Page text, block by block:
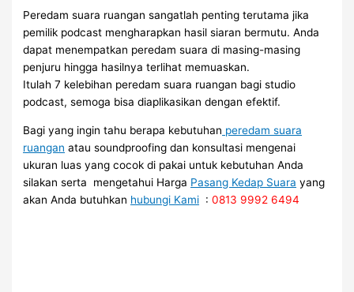
Peredam suara ruangan sangatlah penting terutama jika
pemilik podcast mengharapkan hasil siaran bermutu. Anda
dapat menempatkan peredam suara di masing-masing
penjuru hingga hasilnya terlihat memuaskan.
Itulah 7 kelebihan peredam suara ruangan bagi studio
podcast, semoga bisa diaplikasikan dengan efektif.
Bagi yang ingin tahu berapa kebutuhan peredam suara
ruangan atau soundproofing dan konsultasi mengenai
ukuran luas yang cocok di pakai untuk kebutuhan Anda
silakan serta mengetahui Harga Pasang Kedap Suara yang
akan Anda butuhkan hubungi Kami :0813 9992 6494